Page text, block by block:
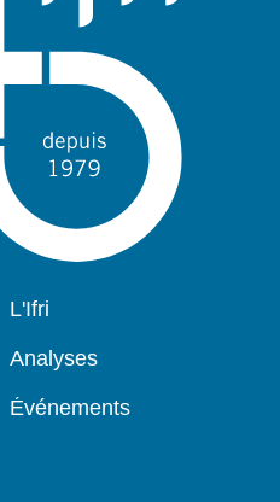
Navigation
L'Ifri
Analyses
Événements